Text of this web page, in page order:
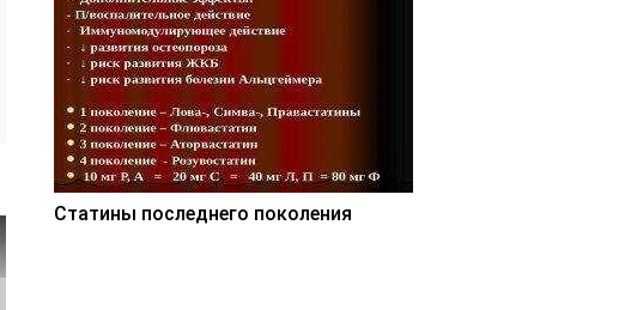
Статины последнего поколения